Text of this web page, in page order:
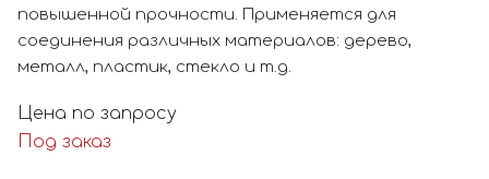
повышенной прочности. Применяется для
соединения различных материалов: дерево,
металл, пластик, стекло и т.д.
Цена по запросу
Под заказ